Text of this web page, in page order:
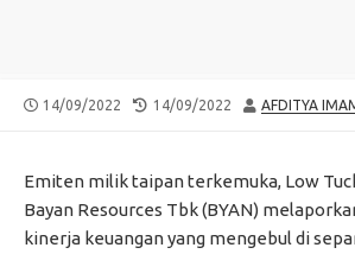
PUBLISHED
14/09/2022
LAST
14/09/2022 AUTHOR
AFDITYA
Emiten milik taipan terkemuka, Low
Bayan Resources Tbk (BYAN)
kinerja keuangan yang mengebul di